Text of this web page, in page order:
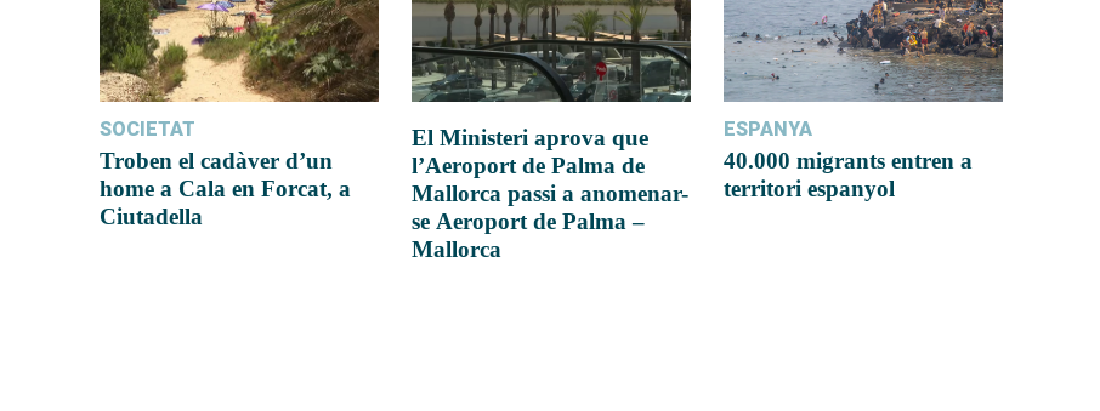
SOCIETAT
Troben el cadàver d’un
home a Cala en Forcat, a
Ciutadella
El Ministeri aprova que
l’Aeroport de Palma de
Mallorca passi a anomenar-
se Aeroport de Palma –
Mallorca
ESPANYA
40.000 migrants entren a
territori espanyol